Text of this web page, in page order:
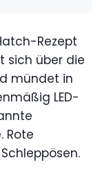
Rezept
sich über die
mündet in
LED-
Rote